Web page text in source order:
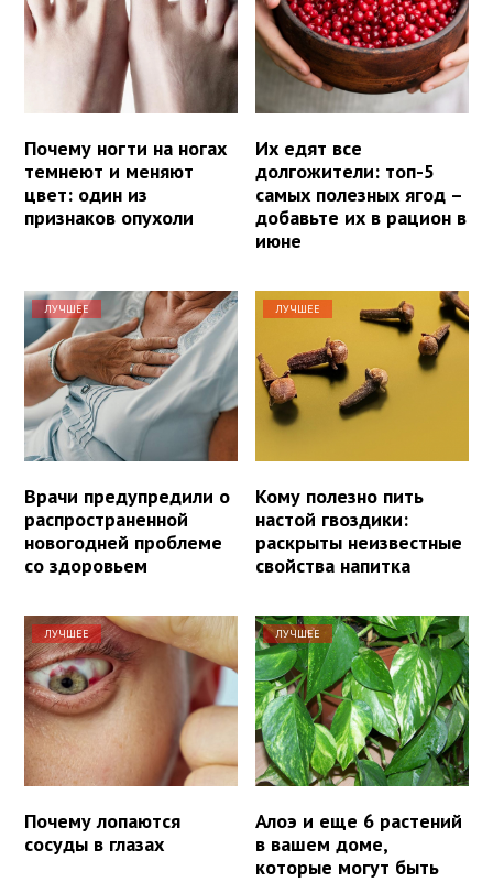
Почему ногти на ногах
темнеют и меняют
цвет: один из
признаков опухоли
Их едят все
долгожители: топ-5
самых полезных ягод –
добавьте их в рацион в
июне
ЛУЧШЕЕ
Врачи предупредили о
распространенной
новогодней проблеме
со здоровьем
ЛУЧШЕЕ
Кому полезно пить
настой гвоздики:
раскрыты неизвестные
свойства напитка
ЛУЧШЕЕ
Почему лопаются
сосуды в глазах
ЛУЧШЕЕ
Алоэ и еще 6 растений
в вашем доме,
которые могут быть